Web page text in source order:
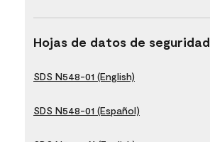
Hojas de datos de seguridad
SDS N548-01 (English)
SDS N548-01 (Español)